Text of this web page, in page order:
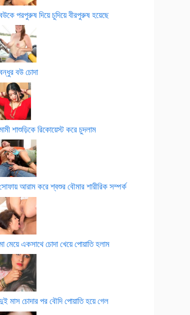
পরপুরুষ দিয়ে চুদিয়ে বীরপুরুষ হয়েছে
বউ চোদা
শাশুড়িকে রিকোয়েস্ট করে চুদলাম
আরাম করে শ্বশুর বৌমার শারীরিক সম্পর্ক
মেয়ে একসাথে চোদা খেয়ে পোয়াতি হলাম
মাস চোদার পর বৌদি পোয়াতি হয়ে গেল